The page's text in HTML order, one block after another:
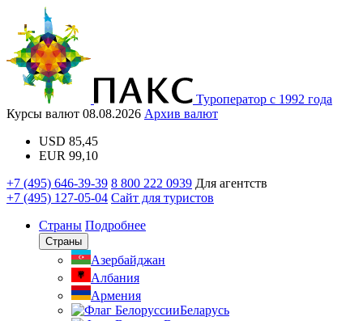
Туроператор с 1992 года
Курсы валют 08.08.2026 Архив валют
USD 85,45
EUR 99,10
+7 (495) 646-39-39 8 800 222 0939 Для агентств
+7 (495) 127-05-04 Сайт для туристов
Страны Подробнее
Страны
Азербайджан
Албания
Армения
Беларусь